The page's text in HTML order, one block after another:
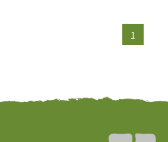
建議可以從以下4個重點進行評
司、專業人員執行、使用安全核
1